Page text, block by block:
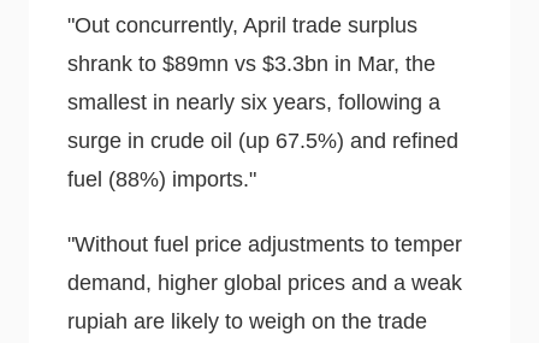
"Out concurrently, April trade surplus
shrank to $89mn vs $3.3bn in Mar, the
smallest in nearly six years, following a
surge in crude oil (up 67.5%) and refined
fuel (88%) imports."
"Without fuel price adjustments to temper
demand, higher global prices and a weak
rupiah are likely to weigh on the trade